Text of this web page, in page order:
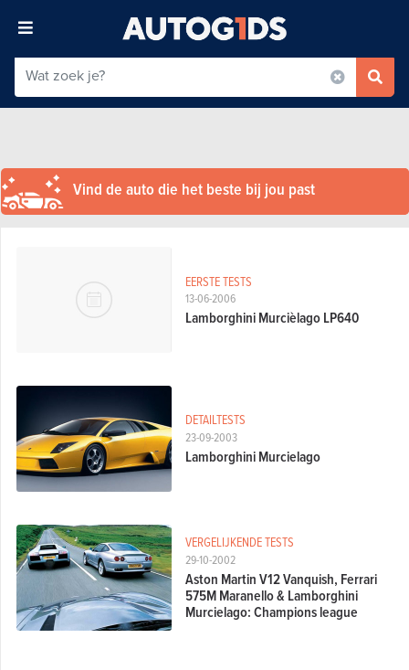
Vind de auto die het beste bij jou past
13-06-2006
EERSTE TESTS
Lamborghini Murcièlago LP640
23-09-2003
DETAILTESTS
Lamborghini Murcielago
29-10-2002
VERGELIJKENDE TESTS
Aston Martin V12 Vanquish, Ferrari
575M Maranello & Lamborghini
Murcielago: Champions league